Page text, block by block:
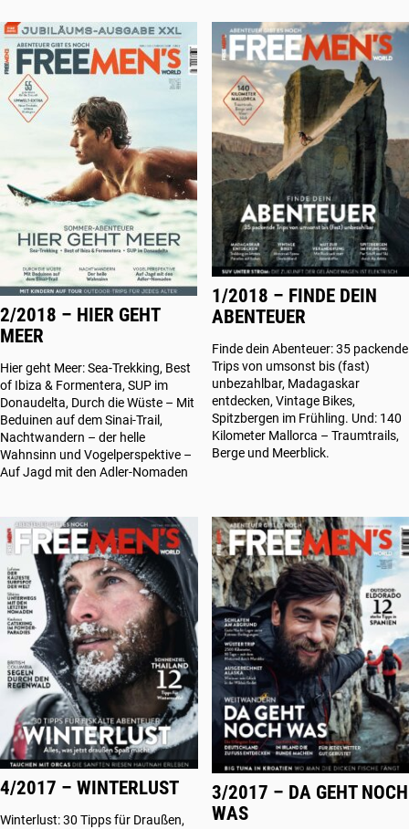
2/2018 – HIER GEHT
MEER
Hier geht Meer: Sea-Trekking, Best
of Ibiza & Formentera, SUP im
Donaudelta, Durch die Wüste – Mit
Beduinen auf dem Sinai-Trail,
Nachtwandern – der helle
Wahnsinn und Vogelperspektive –
Auf Jagd mit den Adler-Nomaden
1/2018 – FINDE DEIN
ABENTEUER
Finde dein Abenteuer: 35 packende
Trips von umsonst bis (fast)
unbezahlbar, Madagaskar
entdecken, Vintage Bikes,
Spitzbergen im Frühling. Und: 140
Kilometer Mallorca – Traumtrails,
Berge und Meerblick.
4/2017 – WINTERLUST
Winterlust: 30 Tipps für Draußen,
3/2017 – DA GEHT NOCH
WAS